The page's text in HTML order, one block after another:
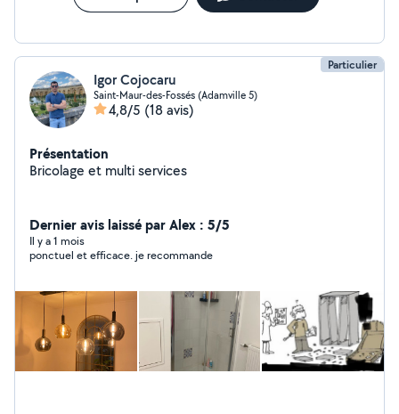
personnalisé. Nous sommes là pour vous aider.
Particulier
Igor Cojocaru
Saint-Maur-des-Fossés (Adamville 5)
4,8/5 (18 avis)
Présentation
Bricolage et multi services
Dernier avis laissé par Alex : 5/5
Il y a 1 mois
ponctuel et efficace. je recommande